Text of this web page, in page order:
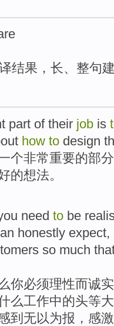
结果，长、整句
part of their job is
how to design
个非常重要的部分
的想法。
need to be
honestly expect,
so much
你必须理性而诚实
么工作中的头等
到无以为报，感